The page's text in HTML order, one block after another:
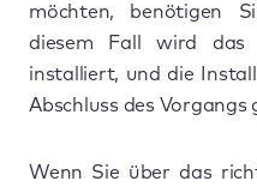
möchten, benötigen
diesem Fall wird das
installiert, und die
Abschluss des Vorgangs
Wenn Sie über das